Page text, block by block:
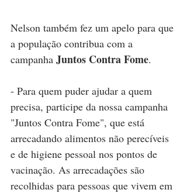
Nelson também fez um apelo para que
a população contribua com a
campanha Juntos Contra Fome.
- Para quem puder ajudar a quem
precisa, participe da nossa campanha
"Juntos Contra Fome", que está
arrecadando alimentos não perecíveis
e de higiene pessoal nos pontos de
vacinação. As arrecadações são
recolhidas para pessoas que vivem em